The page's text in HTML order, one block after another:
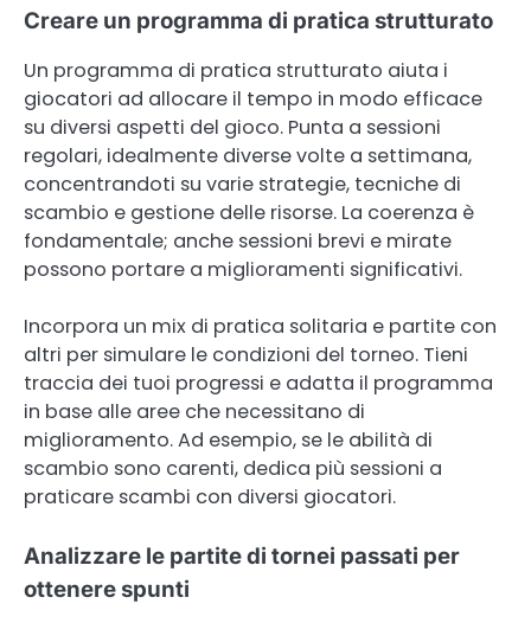
Creare un programma di pratica strutturato
Un programma di pratica strutturato aiuta i
giocatori ad allocare il tempo in modo efficace
su diversi aspetti del gioco. Punta a sessioni
regolari, idealmente diverse volte a settimana,
concentrandoti su varie strategie, tecniche di
scambio e gestione delle risorse. La coerenza è
fondamentale; anche sessioni brevi e mirate
possono portare a miglioramenti significativi.
Incorpora un mix di pratica solitaria e partite con
altri per simulare le condizioni del torneo. Tieni
traccia dei tuoi progressi e adatta il programma
in base alle aree che necessitano di
miglioramento. Ad esempio, se le abilità di
scambio sono carenti, dedica più sessioni a
praticare scambi con diversi giocatori.
Analizzare le partite di tornei passati per
ottenere spunti